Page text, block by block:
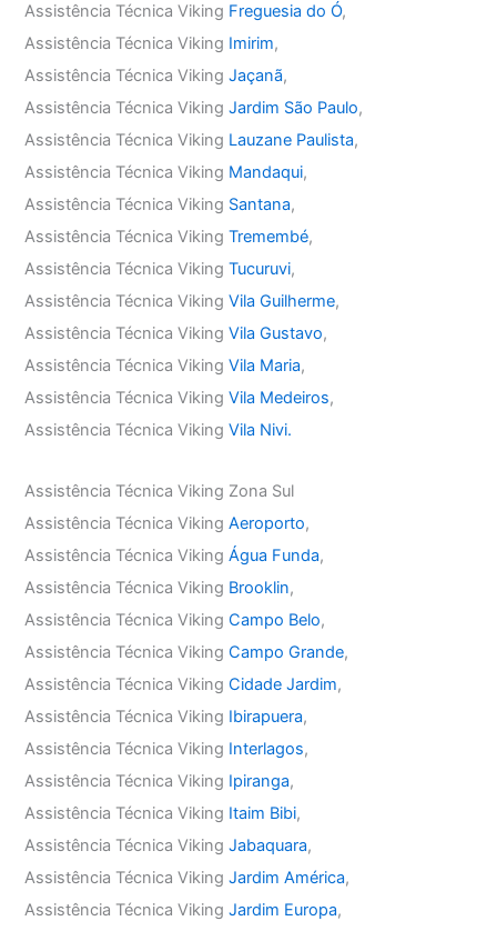
Assistência Técnica Viking Freguesia do Ó,
Assistência Técnica Viking Imirim,
Assistência Técnica VikingJaçanã,
Assistência Técnica VikingJardim São Paulo,
Assistência Técnica Viking Lauzane Paulista,
Assistência Técnica Viking Mandaqui,
Assistência Técnica Viking Santana,
Assistência Técnica VikingTremembé,
Assistência Técnica VikingTucuruvi,
Assistência Técnica VikingVila Guilherme,
Assistência Técnica VikingVila Gustavo,
Assistência Técnica VikingVila Maria,
Assistência Técnica VikingVila Medeiros,
Assistência Técnica VikingVila Nivi.
Assistência Técnica Viking Zona Sul
Assistência Técnica VikingAeroporto,
Assistência Técnica VikingÁgua Funda,
Assistência Técnica Viking Brooklin,
Assistência Técnica VikingCampo Belo,
Assistência Técnica VikingCampo Grande,
Assistência Técnica VikingCidade Jardim,
Assistência Técnica Viking Ibirapuera,
Assistência Técnica Viking Interlagos,
Assistência Técnica Viking Ipiranga,
Assistência Técnica Viking Itaim Bibi,
Assistência Técnica VikingJabaquara,
Assistência Técnica VikingJardim América,
Assistência Técnica VikingJardim Europa,